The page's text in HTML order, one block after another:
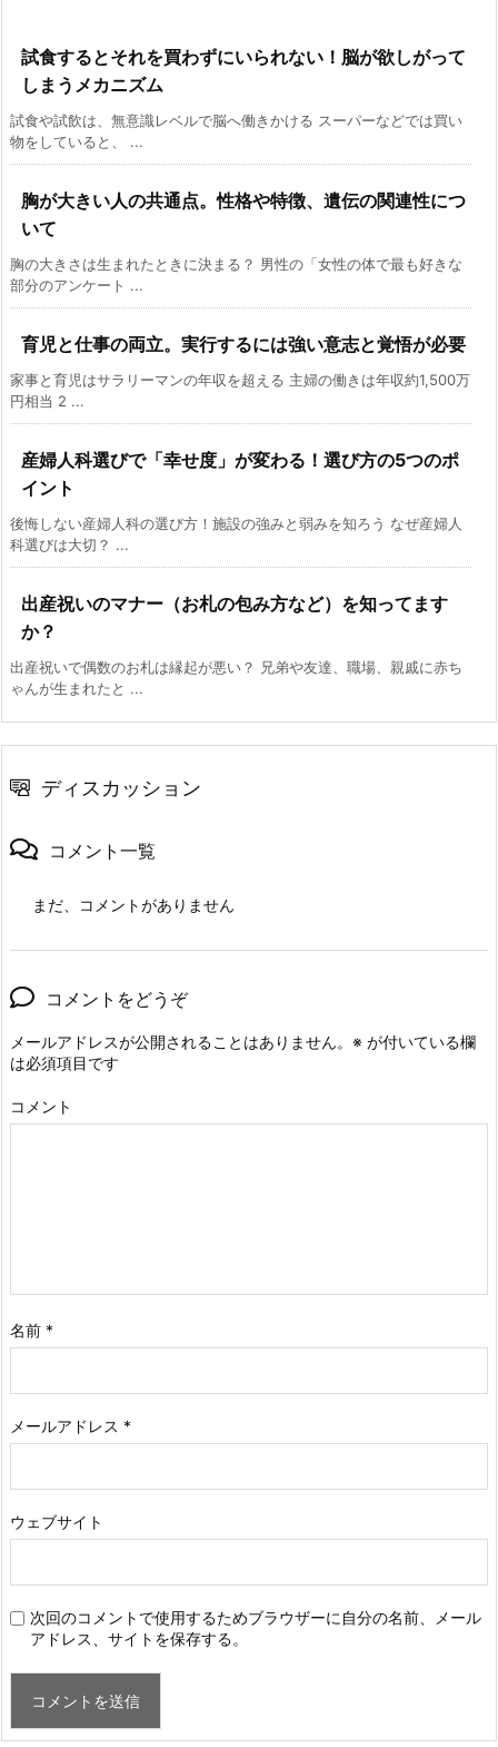
試食するとそれを買わずにいられない！脳が欲しがって
しまうメカニズム
試食や試飲は、無意識レベルで脳へ働きかける スーパーなどでは買い
物をしていると、 ...
胸が大きい人の共通点。性格や特徴、遺伝の関連性につ
いて
胸の大きさは生まれたときに決まる？ 男性の「女性の体で最も好きな
部分のアンケート ...
育児と仕事の両立。実行するには強い意志と覚悟が必要
家事と育児はサラリーマンの年収を超える 主婦の働きは年収約1,500万
円相当 2 ...
産婦人科選びで「幸せ度」が変わる！選び方の5つのポ
イント
後悔しない産婦人科の選び方！施設の強みと弱みを知ろう なぜ産婦人
科選びは大切？ ...
出産祝いのマナー（お札の包み方など）を知ってます
か？
出産祝いで偶数のお札は縁起が悪い？ 兄弟や友達、職場、親戚に赤ち
ゃんが生まれたと ...
ディスカッション
コメント一覧
まだ、コメントがありません
コメントをどうぞ
メールアドレスが公開されることはありません。 ※ が付いている欄
は必須項目です
コメント
名前 *
メールアドレス *
ウェブサイト
次回のコメントで使用するためブラウザーに自分の名前、メール
アドレス、サイトを保存する。